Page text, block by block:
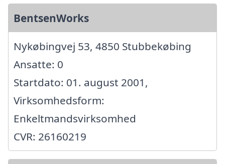
BentsenWorks
Nykøbingvej 53, 4850 Stubbekøbing
Ansatte: 0
Startdato: 01. august 2001,
Virksomhedsform:
Enkeltmandsvirksomhed
CVR: 26160219